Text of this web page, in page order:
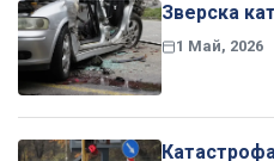
Зверска
1 Май, 2026